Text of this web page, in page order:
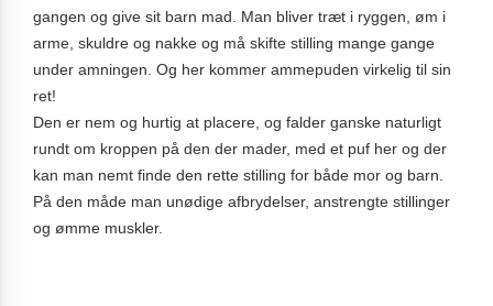
gangen og give sit barn mad. Man bliver træt i ryggen, øm i
arme, skuldre og nakke og må skifte stilling mange gange
under amningen. Og her kommer ammepuden virkelig til sin
ret!
Den er nem og hurtig at placere, og falder ganske naturligt
rundt om kroppen på den der mader, med et puf her og der
kan man nemt finde den rette stilling for både mor og barn.
På den måde man unødige afbrydelser, anstrengte stillinger
og ømme muskler.